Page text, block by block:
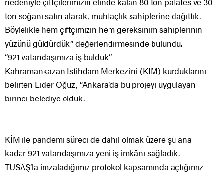
ton soğanı satın alarak, muhtaçlık sahiplerine dağıttık.
Böylelikle hem çiftçimizin hem gereksinim sahiplerinin
yüzünü güldürdük” değerlendirmesinde bulundu.
“921 vatandaşımıza iş bulduk”
Kahramankazan İstihdam Merkezi’ni (KİM) kurduklarını
belirten Lider Oğuz, “Ankara’da bu projeyi uygulayan
birinci belediye olduk.
KİM ile pandemi süreci de dahil olmak üzere şu ana
kadar 921 vatandaşımıza yeni iş imkânı sağladık.
TUSAŞ’la imzaladığımız protokol kapsamında açtığımız